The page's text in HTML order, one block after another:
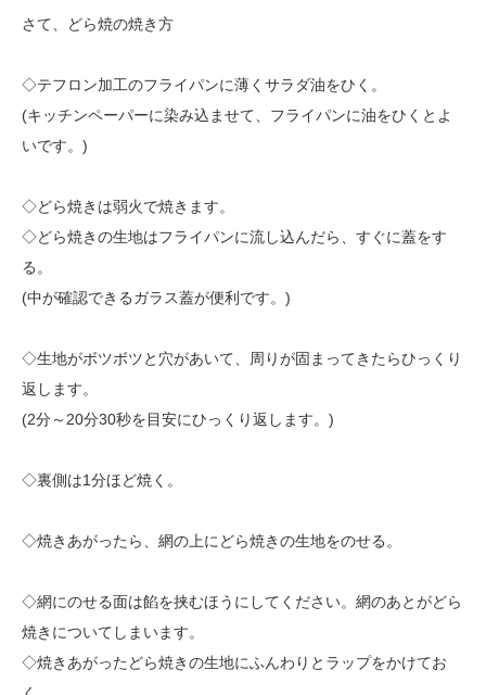
さて、どら焼の焼き方
◇テフロン加工のフライパンに薄くサラダ油をひく。
(キッチンペーパーに染み込ませて、フライパンに油をひくとよ
いです。)
◇どら焼きは弱火で焼きます。
◇どら焼きの生地はフライパンに流し込んだら、すぐに蓋をす
る。
(中が確認できるガラス蓋が便利です。)
◇生地がボツボツと穴があいて、周りが固まってきたらひっくり
返します。
(2分～20分30秒を目安にひっくり返します。)
◇裏側は1分ほど焼く。
◇焼きあがったら、網の上にどら焼きの生地をのせる。
◇網にのせる面は餡を挟むほうにしてください。網のあとがどら
焼きについてしまいます。
◇焼きあがったどら焼きの生地にふんわりとラップをかけてお